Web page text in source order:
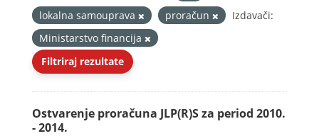
lokalna samouprava
proračun
Izdavači:
Ministarstvo financija
Filtriraj rezultate
Ostvarenje proračuna JLP(R)S za period 2010.
- 2014.